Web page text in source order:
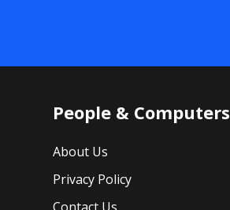
People & Computers
About Us
Privacy Policy